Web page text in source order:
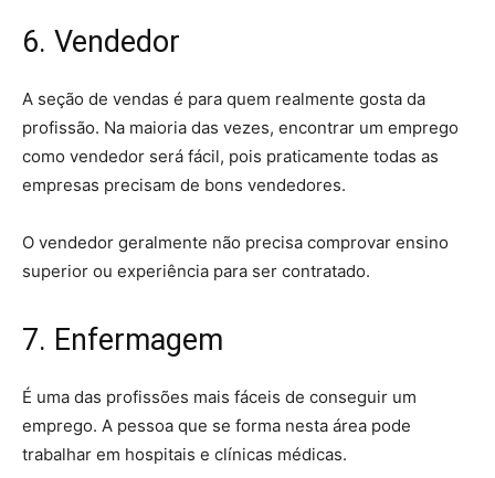
6. Vendedor
A seção de vendas é para quem realmente gosta da
profissão. Na maioria das vezes, encontrar um emprego
como vendedor será fácil, pois praticamente todas as
empresas precisam de bons vendedores.
O vendedor geralmente não precisa comprovar ensino
superior ou experiência para ser contratado.
7. Enfermagem
É uma das profissões mais fáceis de conseguir um
emprego. A pessoa que se forma nesta área pode
trabalhar em hospitais e clínicas médicas.